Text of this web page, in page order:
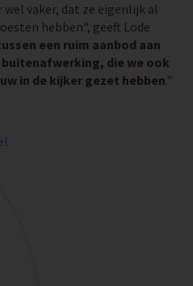
vaker, dat ze eigenlijk al
hebben", geeft Lode
een ruim aanbod aan
die we ook
in de kijker gezet hebben."